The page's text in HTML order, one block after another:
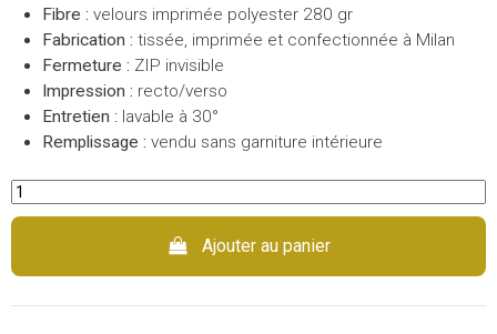
Fibre : velours imprimée polyester 280 gr
Fabrication : tissée, imprimée et confectionnée à Milan
Fermeture : ZIP invisible
Impression : recto/verso
Entretien : lavable à 30°
Remplissage : vendu sans garniture intérieure
Ajouter au panier